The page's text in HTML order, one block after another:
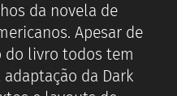
da novela de
Apesar de
do livro todos tem
da Dark